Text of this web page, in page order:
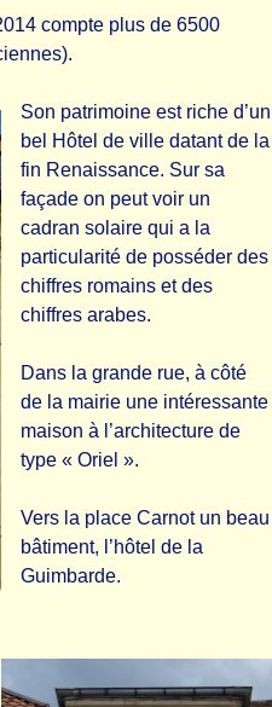
compte plus de 6500
Son patrimoine est riche d’un
bel Hôtel de ville datant de la
fin Renaissance. Sur sa
façade on peut voir un
cadran solaire qui a la
particularité de posséder des
chiffres romains et des
chiffres arabes.
Dans la grande rue, à côté
de la mairie une intéressante
maison à l’architecture de
type « Oriel ».
Vers la place Carnot un beau
bâtiment, l’hôtel de la
Guimbarde.